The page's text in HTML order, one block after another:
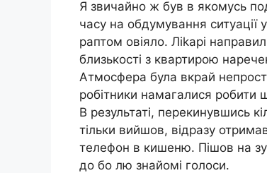
Я звичайно ж був в якомусь
часу на обдумування
раптом овіяло. Ліkарі
близькості з квартирою
Атмосфера була вкрай
робітники намагалися робити
В результаті, перекинувшись
тільки вийшов, відразу
телефон в кишеню. Пішов на
до бо лю знайомі голоси.